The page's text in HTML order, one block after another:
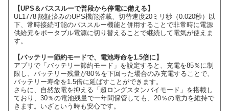
【UPS＆パススルーで普段から停電に備える】
UL1778 認証済みのUPS機能搭載、切替速度20ミリ秒（0.020秒）以
下、常時接続可能のパススルー機能と併用することで非常時に電源
供給元をポータブル電源に切り替えることで継続して電気が使えま
す。
【バッテリー節約モードで、電池寿命を1.5倍に】
アプリで「バッテリー節約モード」を設定すると、充電を85％に制
限し、バッテリー残量が80％を下回った場合のみ充電することで、
バッテリー寿命を1.5倍に延ばすことができます。
さらに、自然放電を抑える「超ロングスタンバイモード」を搭載し
ており、30％の電池残量で一年間保管しても、20％の電力を維持で
きます。いざという時も安心です。